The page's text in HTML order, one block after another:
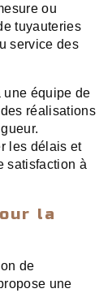
ou
tuyauteries
service des
une équipe de
réalisations
les délais et
satisfaction à
la
de
une